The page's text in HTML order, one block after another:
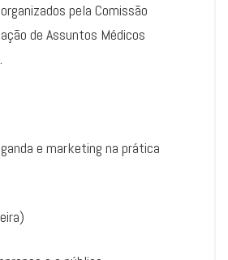
pela Comissão
de Assuntos Médicos
e marketing na prática